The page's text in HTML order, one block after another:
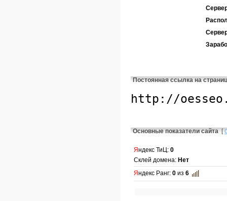
Постоянная ссылка на
Основные показатели сайта [
Яндекс ТиЦ: 0
Склей домена: Нет
Яндекс Ранг: 0 из 6